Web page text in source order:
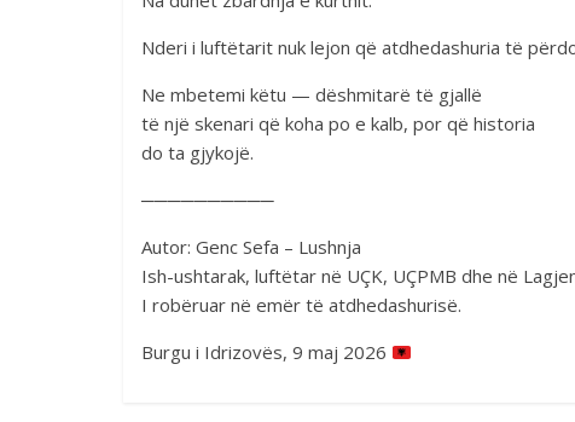
Nderi i luftëtarit nuk lejon që atdhedashuria të
Ne mbetemi këtu — dëshmitarë të gjallë
të një skenari që koha po e kalb, por që historia
do ta gjykojë.
──────────
Autor: Genc Sefa – Lushnja
Ish-ushtarak, luftëtar në UÇK, UÇPMB dhe në
I robëruar në emër të atdhedashurisë.
Burgu i Idrizovës, 9 maj 2026